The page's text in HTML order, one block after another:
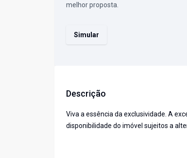
melhor proposta.
Simular
Descrição
Viva a essência da exclusividade. A
disponibilidade do imóvel sujeitos a